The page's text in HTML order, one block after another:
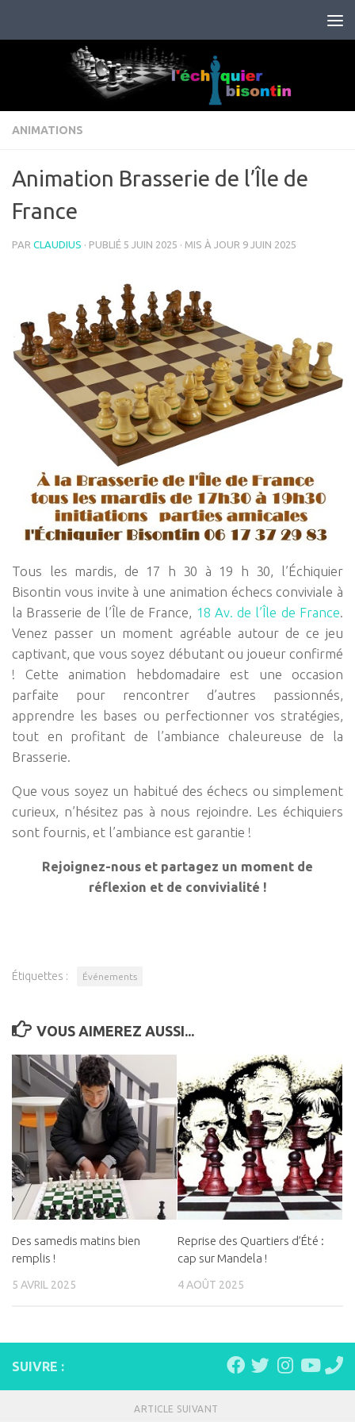
ANIMATIONS
Animation Brasserie de l’Île de
France
PAR CLAUDIUS · PUBLIÉ 5 JUIN 2025 · MIS À JOUR 9 JUIN 2025
Tous les mardis, de 17 h 30 à 19 h 30, l’Échiquier
Bisontin vous invite à une animation échecs conviviale à
la Brasserie de l’Île de France, 18 Av. de l’Île de France.
Venez passer un moment agréable autour de ce jeu
captivant, que vous soyez débutant ou joueur confirmé
! Cette animation hebdomadaire est une occasion
parfaite pour rencontrer d’autres passionnés,
apprendre les bases ou perfectionner vos stratégies,
tout en profitant de l’ambiance chaleureuse de la
Brasserie.
Que vous soyez un habitué des échecs ou simplement
curieux, n’hésitez pas à nous rejoindre. Les échiquiers
sont fournis, et l’ambiance est garantie !
Rejoignez-nous et partagez un moment de
réflexion et de convivialité !
Étiquettes : Événements
VOUS AIMEREZ AUSSI...
Des samedis matins bien
remplis !
5 AVRIL 2025
Reprise des Quartiers d’Été :
cap sur Mandela !
4 AOÛT 2025
SUIVRE :
ARTICLE SUIVANT